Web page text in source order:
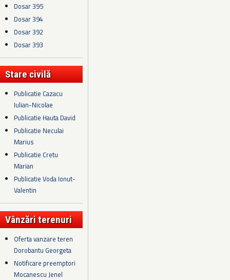
Dosar 395
Dosar 394
Dosar 392
Dosar 393
Stare civilă
Publicatie Cazacu
Iulian-Nicolae
Publicatie Hauta David
Publicatie Neculai
Marius
Publicatie Cretu
Marian
Publicatie Voda Ionut-
Valentin
Vânzări terenuri
Oferta vanzare teren
Dorobantu Georgeta
Notificare preemptori
Mocanescu Jenel